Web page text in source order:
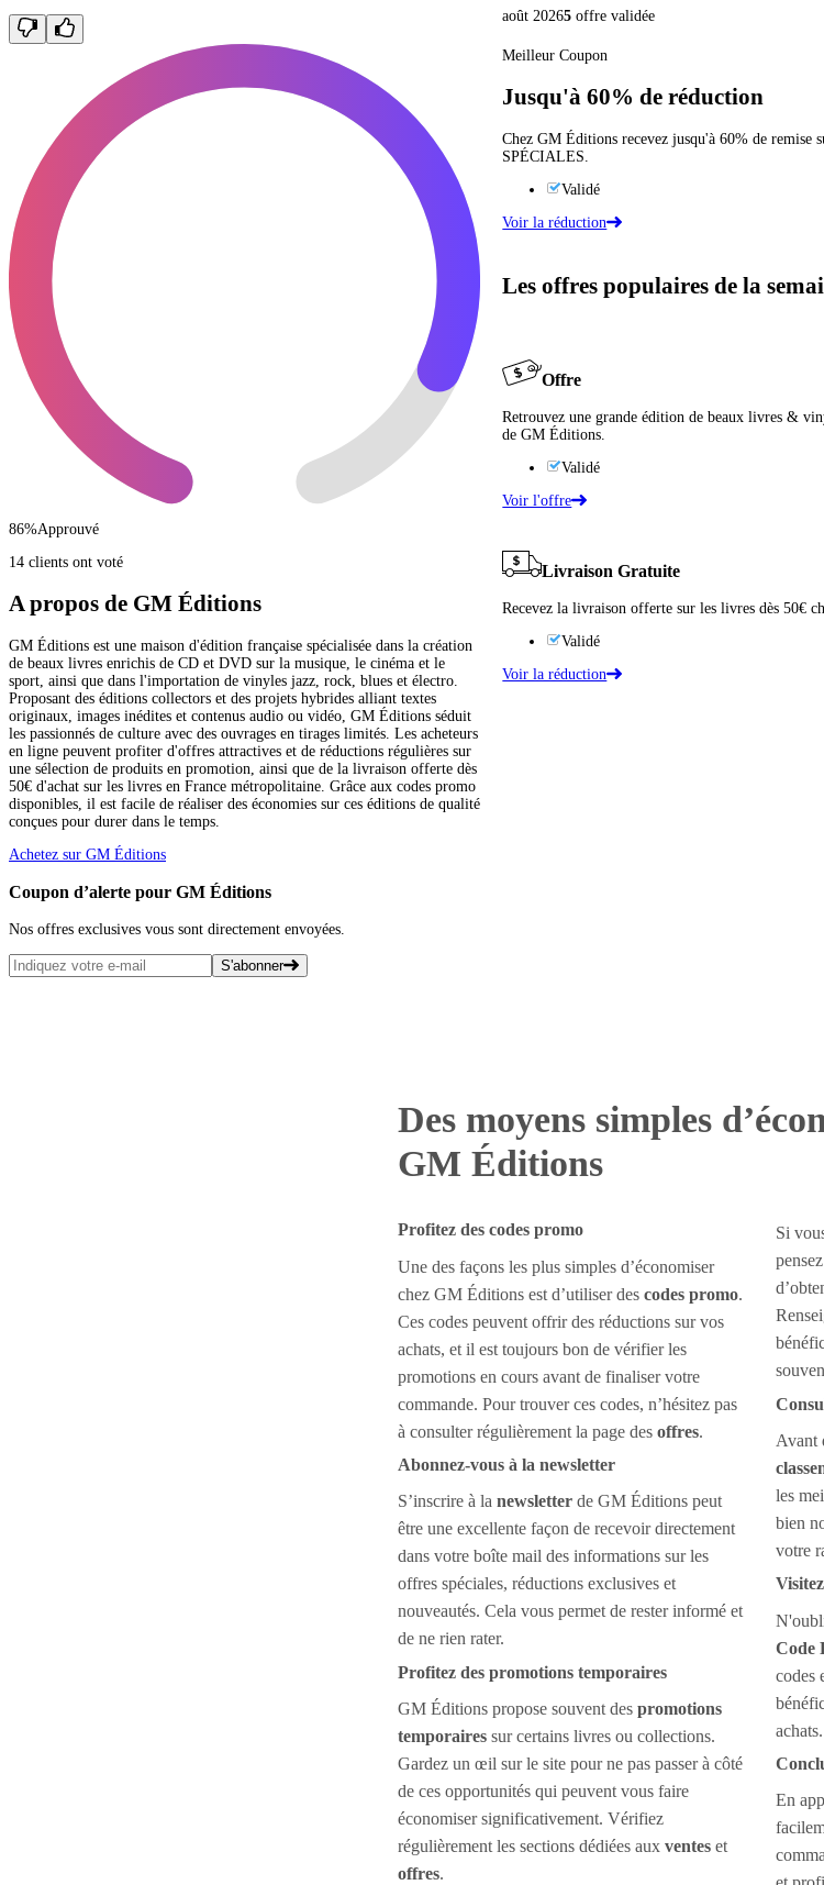
août 20265 offre validée
Meilleur Coupon
Jusqu'à 60% de réduction
Chez GM Éditions recevez jusqu'à 60% de remise
SPÉCIALES.
Validé
Voir la réduction
Les offres populaires de la
Offre
Retrouvez une grande édition de beaux livres &
de GM Éditions.
Validé
Voir l'offre
Livraison Gratuite
Recevez la livraison offerte sur les livres dès 50€
Validé
Voir la réduction
86%Approuvé
14 clients ont voté
A propos de GM Éditions
GM Éditions est une maison d'édition française spécialisée dans la création
de beaux livres enrichis de CD et DVD sur la musique, le cinéma et le
sport, ainsi que dans l'importation de vinyles jazz, rock, blues et électro.
Proposant des éditions collectors et des projets hybrides alliant textes
originaux, images inédites et contenus audio ou vidéo, GM Éditions séduit
les passionnés de culture avec des ouvrages en tirages limités. Les acheteurs
en ligne peuvent profiter d'offres attractives et de réductions régulières sur
une sélection de produits en promotion, ainsi que de la livraison offerte dès
50€ d'achat sur les livres en France métropolitaine. Grâce aux codes promo
disponibles, il est facile de réaliser des économies sur ces éditions de qualité
conçues pour durer dans le temps.
Achetez sur GM Éditions
Coupon d’alerte pour GM Éditions
Nos offres exclusives vous sont directement envoyées.
S'abonner
Des moyens simples
GM Éditions
Profitez des codes promo
Une des façons les plus simples d’économiser
chez GM Éditions est d’utiliser des codes promo.
Ces codes peuvent offrir des réductions sur vos
achats, et il est toujours bon de vérifier les
promotions en cours avant de finaliser votre
commande. Pour trouver ces codes, n’hésitez pas
à consulter régulièrement la page des offres.
Abonnez-vous à la newsletter
S’inscrire à la newsletter de GM Éditions peut
être une excellente façon de recevoir directement
dans votre boîte mail des informations sur les
offres spéciales, réductions exclusives et
nouveautés. Cela vous permet de rester informé et
de ne rien rater.
Profitez des promotions temporaires
GM Éditions propose souvent des promotions
temporaires sur certains livres ou collections.
Gardez un œil sur le site pour ne pas passer à côté
de ces opportunités qui peuvent vous faire
économiser significativement. Vérifiez
régulièrement les sections dédiées aux ventes et
offres.
Si
Avant
les
bien
votre
Code
codes
achats.
En